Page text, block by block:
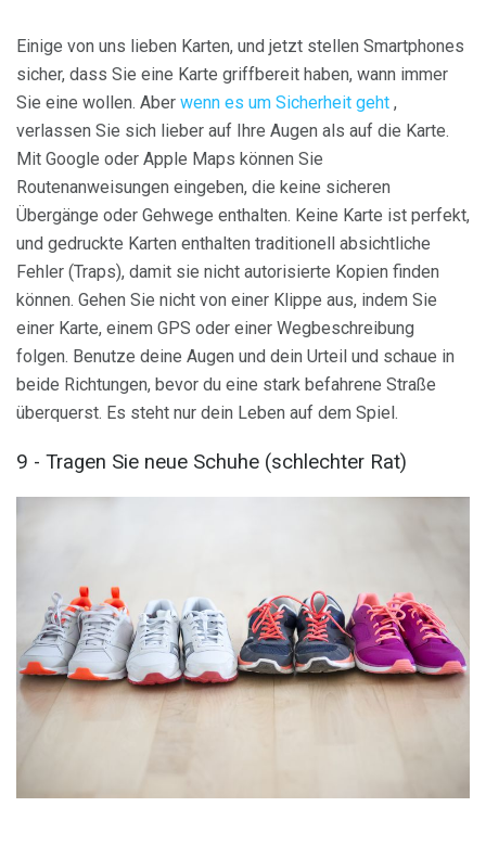
Einige von uns lieben Karten, und jetzt stellen Smartphones
sicher, dass Sie eine Karte griffbereit haben, wann immer
Sie eine wollen. Aber wenn es um Sicherheit geht ,
verlassen Sie sich lieber auf Ihre Augen als auf die Karte.
Mit Google oder Apple Maps können Sie
Routenanweisungen eingeben, die keine sicheren
Übergänge oder Gehwege enthalten. Keine Karte ist perfekt,
und gedruckte Karten enthalten traditionell absichtliche
Fehler (Traps), damit sie nicht autorisierte Kopien finden
können. Gehen Sie nicht von einer Klippe aus, indem Sie
einer Karte, einem GPS oder einer Wegbeschreibung
folgen. Benutze deine Augen und dein Urteil und schaue in
beide Richtungen, bevor du eine stark befahrene Straße
überquerst. Es steht nur dein Leben auf dem Spiel.
9 - Tragen Sie neue Schuhe (schlechter Rat)